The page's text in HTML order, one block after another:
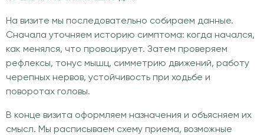
На визите мы последовательно собираем данные.
Сначала уточняем историю симптома: когда начался,
как менялся, что провоцирует. Затем проверяем
рефлексы, тонус мышц, симметрию движений, работу
черепных нервов, устойчивость при ходьбе и
поворотах головы.
В конце визита оформляем назначения и объясняем их
смысл. Мы расписываем схему приема, возможные